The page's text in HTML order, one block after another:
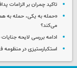
تاکید چمران بر الزامات
«حمله به یکی، حمله به
می‌کند؟
ادامه بررسی لایحه
استکبارستیزی در